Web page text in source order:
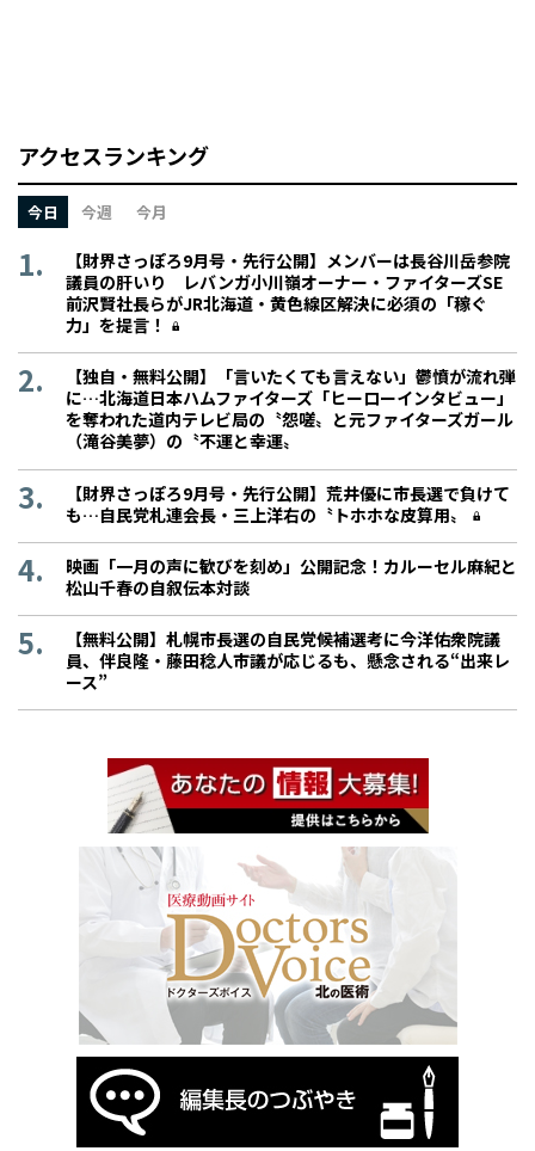
アクセスランキング
今日 今週 今月
【財界さっぽろ9月号・先行公開】メンバーは長谷川岳参院
議員の肝いり レバンガ小川嶺オーナー・ファイターズSE
前沢賢社長らがJR北海道・黄色線区解決に必須の「稼ぐ
力」を提言！
【独自・無料公開】「言いたくても言えない」鬱憤が流れ弾
に…北海道日本ハムファイターズ「ヒーローインタビュー」
を奪われた道内テレビ局の〝怨嗟〟と元ファイターズガール
（滝谷美夢）の〝不運と幸運〟
【財界さっぽろ9月号・先行公開】荒井優に市長選で負けて
も…自民党札連会長・三上洋右の〝トホホな皮算用〟
映画「一月の声に歓びを刻め」公開記念！カルーセル麻紀と
松山千春の自叙伝本対談
【無料公開】札幌市長選の自民党候補選考に今洋佑衆院議
員、伴良隆・藤田稔人市議が応じるも、懸念される“出来レ
ース”